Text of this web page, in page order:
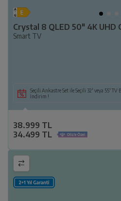
Crystal 8 QLED 50" 4K UHD
Smart TV
Seçili Ankastre Set ile Seçili 32' veya 55' TV
İndirim !
38.999 TL
34.499 TL